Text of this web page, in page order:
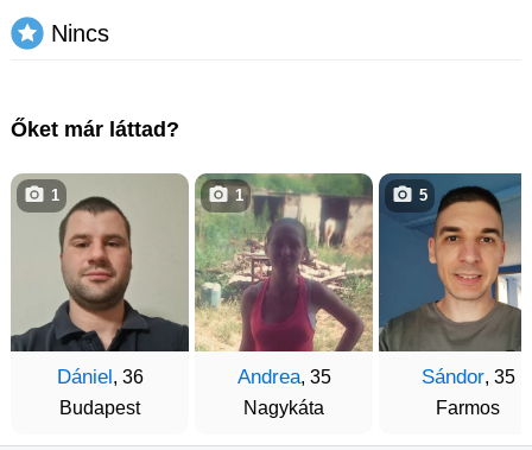
Nincs
Őket már láttad?
Dániel, 36
Budapest
1
Andrea, 35
Nagykáta
1
Sándor, 35
Farmos
5